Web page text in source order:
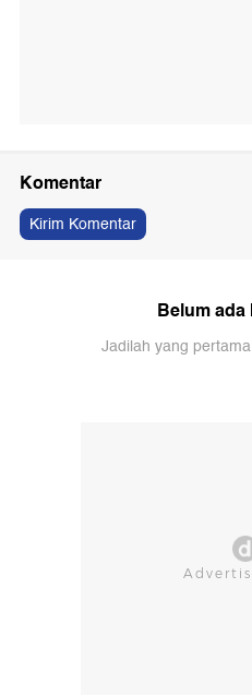
Komentar
Kirim Komentar
Belum
Jadilah yang